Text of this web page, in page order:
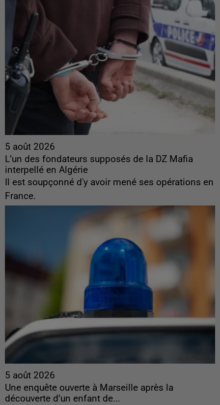
5 août 2026
L’un des fondateurs supposés de la DZ Mafia
interpellé en Algérie
Il est soupçonné d'y avoir mené ses opérations en
France.
5 août 2026
Une enquête ouverte à Marseille après la
découverte d’un enfant de...